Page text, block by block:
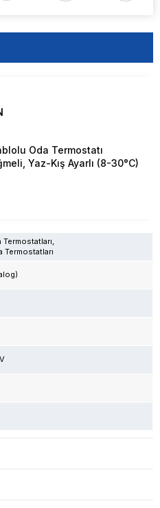
Oda Termostatı
Yaz-Kış Ayarlı (8-30°C)
Termostatları
Termostatları